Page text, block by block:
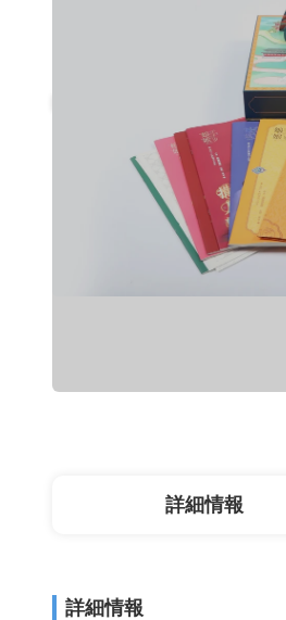
詳細情報
詳細情報